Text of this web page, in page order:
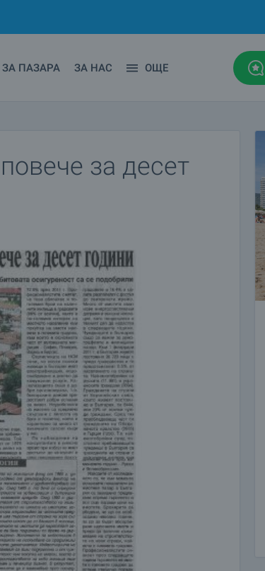
ЗА ПАЗАРА ЗА НАС ОЩЕ
за десет